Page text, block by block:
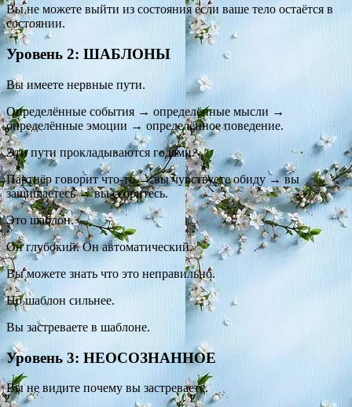
Вы не можете выйти из состояния если ваше тело остаётся в
состоянии.
Уровень 2: ШАБЛОНЫ
Вы имеете нервные пути.
Определённые события → определённые мысли →
определённые эмоции → определённое поведение.
Эти пути прокладываются годами.
Партнёр говорит что-то → вы чувствуете обиду → вы
защищаетесь → вы ссоритесь.
Это шаблон.
Он глубокий. Он автоматический.
Вы можете знать что это неправильно.
Но шаблон сильнее.
Вы застреваете в шаблоне.
Уровень 3: НЕОСОЗНАННОЕ
Вы не видите почему вы застреваете.